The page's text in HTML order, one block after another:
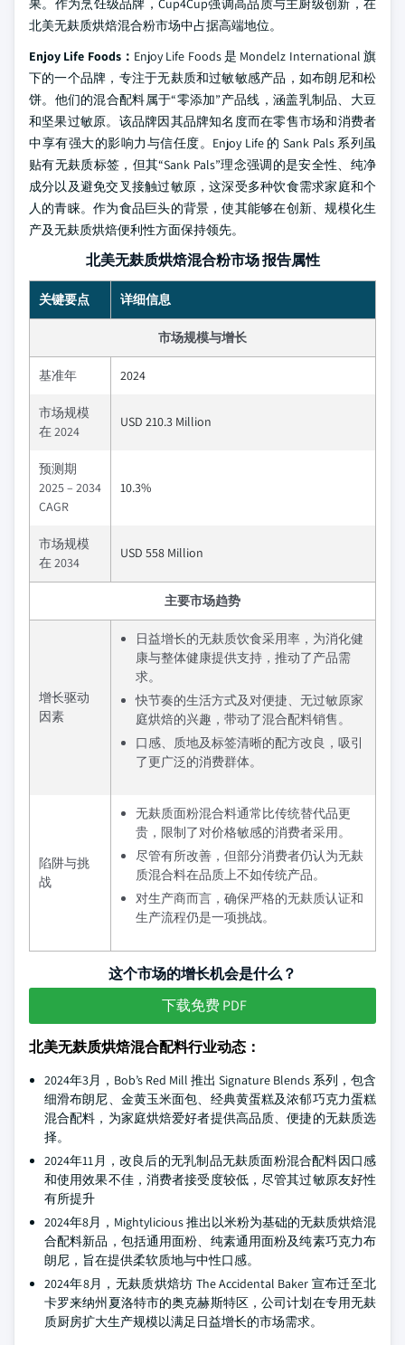
果。作为烹饪级品牌，Cup4Cup强调高品质与主厨级创新，在
北美无麸质烘焙混合粉市场中占据高端地位。
Enjoy Life Foods： Enjoy Life Foods 是 Mondelz International 旗
下的一个品牌，专注于无麸质和过敏敏感产品，如布朗尼和松
饼。他们的混合配料属于“零添加”产品线，涵盖乳制品、大豆
和坚果过敏原。该品牌因其品牌知名度而在零售市场和消费者
中享有强大的影响力与信任度。Enjoy Life 的 Sank Pals 系列虽
贴有无麸质标签，但其“Sank Pals”理念强调的是安全性、纯净
成分以及避免交叉接触过敏原，这深受多种饮食需求家庭和个
人的青睐。作为食品巨头的背景，使其能够在创新、规模化生
产及无麸质烘焙便利性方面保持领先。
北美无麸质烘焙混合粉市场 报告属性
关键要点 详细信息
市场规模与增长
基准年 2024
市场规模
在 2024
USD 210.3 Million
预测期
2025 – 2034
CAGR
10.3%
市场规模
在 2034
USD 558 Million
主要市场趋势
增长驱动
因素
日益增长的无麸质饮食采用率，为消化健
康与整体健康提供支持，推动了产品需
求。
快节奏的生活方式及对便捷、无过敏原家
庭烘焙的兴趣，带动了混合配料销售。
口感、质地及标签清晰的配方改良，吸引
了更广泛的消费群体。
陷阱与挑
战
无麸质面粉混合料通常比传统替代品更
贵，限制了对价格敏感的消费者采用。
尽管有所改善，但部分消费者仍认为无麸
质混合料在品质上不如传统产品。
对生产商而言，确保严格的无麸质认证和
生产流程仍是一项挑战。
这个市场的增长机会是什么？
下载免费 PDF
北美无麸质烘焙混合配料行业动态：
2024年3月，Bob’s Red Mill 推出 Signature Blends 系列，包含
细滑布朗尼、金黄玉米面包、经典黄蛋糕及浓郁巧克力蛋糕
混合配料，为家庭烘焙爱好者提供高品质、便捷的无麸质选
择。
2024年11月，改良后的无乳制品无麸质面粉混合配料因口感
和使用效果不佳，消费者接受度较低，尽管其过敏原友好性
有所提升
2024年8月，Mightylicious 推出以米粉为基础的无麸质烘焙混
合配料新品，包括通用面粉、纯素通用面粉及纯素巧克力布
朗尼，旨在提供柔软质地与中性口感。
2024年8月，无麸质烘焙坊 The Accidental Baker 宣布迁至北
卡罗来纳州夏洛特市的奥克赫斯特区，公司计划在专用无麸
质厨房扩大生产规模以满足日益增长的市场需求。